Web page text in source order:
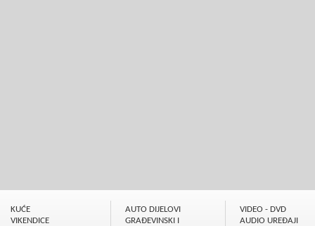
KUĆE
VIKENDICE
AUTO DIJELOVI
GRAÐEVINSKI I
VIDEO - DVD
AUDIO UREÐAJI